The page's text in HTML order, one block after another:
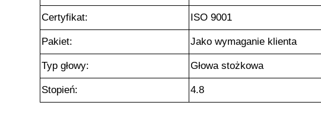
Certyfikat: ISO 9001
Pakiet: Jako wymaganie klienta
Typ głowy: Głowa stożkowa
Stopień: 4.8